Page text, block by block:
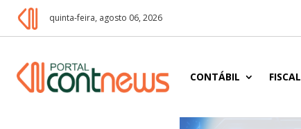
quinta-feira, agosto 06, 2026
CONTÁBIL FISCAL